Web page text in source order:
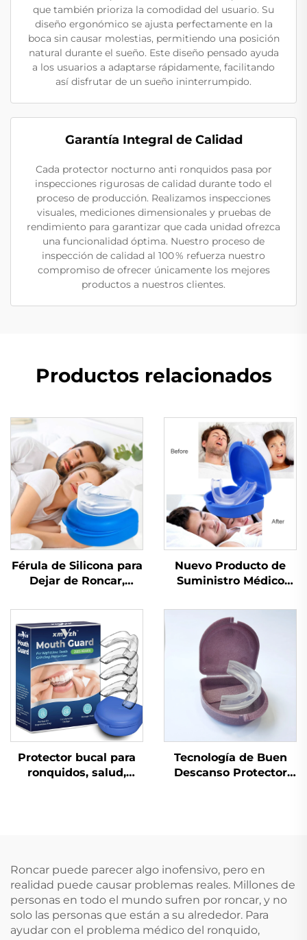
que también prioriza la comodidad del usuario. Su
diseño ergonómico se ajusta perfectamente en la
boca sin causar molestias, permitiendo una posición
natural durante el sueño. Este diseño pensado ayuda
a los usuarios a adaptarse rápidamente, facilitando
así disfrutar de un sueño ininterrumpido.
Garantía Integral de Calidad
Cada protector nocturno anti ronquidos pasa por
inspecciones rigurosas de calidad durante todo el
proceso de producción. Realizamos inspecciones
visuales, mediciones dimensionales y pruebas de
rendimiento para garantizar que cada unidad ofrezca
una funcionalidad óptima. Nuestro proceso de
inspección de calidad al 100 % refuerza nuestro
compromiso de ofrecer únicamente los mejores
productos a nuestros clientes.
Productos relacionados
Férula de Silicona para
Dejar de Roncar,
Antirronquidos,
Protector contra
Apnea, Férula para
Bruxismo, Ayuda para
Dormir, Protector
Bucal, Artículo de
Cuidado Personal para
la Salud del Sueño y
Ronquidos
Nuevo Producto de
Suministro Médico
del Sueño, Dispositivo
de Ayuda para Dormir,
Material de Silicona y
EVA, Protector Bucal
Antirronquidos
Protector bucal para
ronquidos, salud,
dispositivo anti-
ronquidos, cinta para
la boca
Tecnología de Buen
Descanso Protector
Roncar puede parecer algo inofensivo, pero en
realidad puede causar problemas reales. Millones de
personas en todo el mundo sufren por roncar, y no
solo las personas que están a su alrededor. Para
ayudar con el problema médico del ronquido,